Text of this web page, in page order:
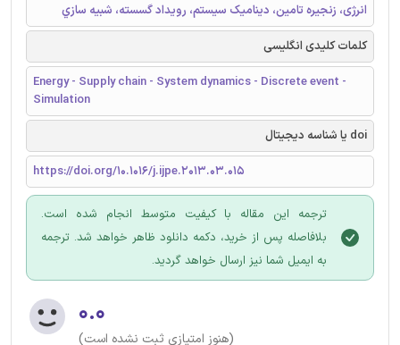
انرژی، زنجیره تامین، دینامیک سیستم، رویداد گسسته، شبيه سازي
کلمات کلیدی انگلیسی
Energy - Supply chain - System dynamics - Discrete event -
Simulation
doi یا شناسه دیجیتال
https://doi.org/10.1016/j.ijpe.2013.03.015
ترجمه این مقاله با کیفیت متوسط انجام شده است.
بلافاصله پس از خرید، دکمه دانلود ظاهر خواهد شد. ترجمه
به ایمیل شما نیز ارسال خواهد گردید.
۰.۰
(هنوز امتیازی ثبت نشده است)